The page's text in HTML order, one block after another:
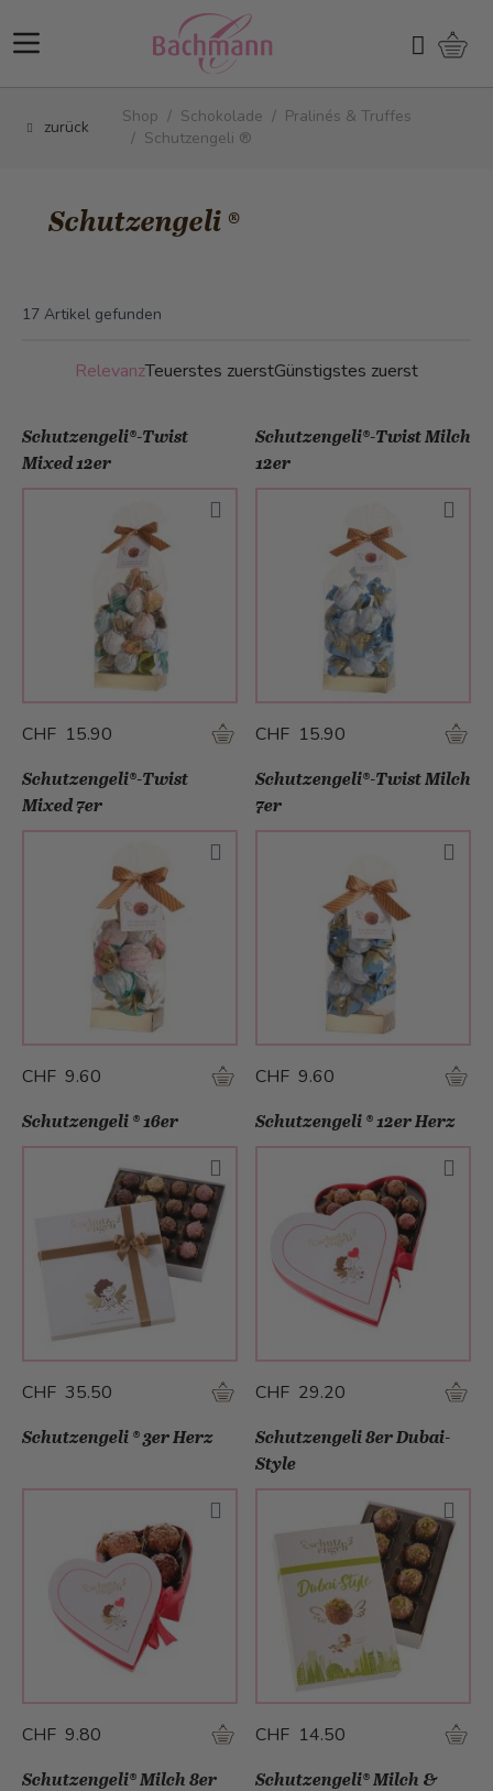
Suchen
zurück
Shop / Schokolade / Pralinés & Truffes
/ Schutzengeli ®
Schutzengeli ®
17 Artikel gefunden
RelevanzTeuerstes zuerstGünstigstes zuerst
Schutzengeli®-Twist
Mixed 12er
CHF 15.90
Schutzengeli®-Twist Milch
12er
CHF 15.90
Schutzengeli®-Twist
Mixed 7er
CHF 9.60
Schutzengeli®-Twist Milch
7er
CHF 9.60
Schutzengeli ® 16er
CHF 35.50
Schutzengeli ® 12er Herz
CHF 29.20
Schutzengeli ® 3er Herz
CHF 9.80
Schutzengeli 8er Dubai-
Style
CHF 14.50
Schutzengeli® Milch 8er
Schutzengeli® Milch &